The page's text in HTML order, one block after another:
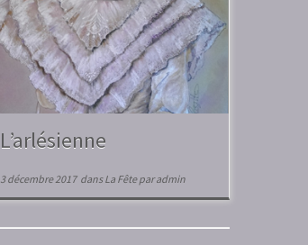
L’arlésienne
3 décembre 2017dansLa Fêteparadmin